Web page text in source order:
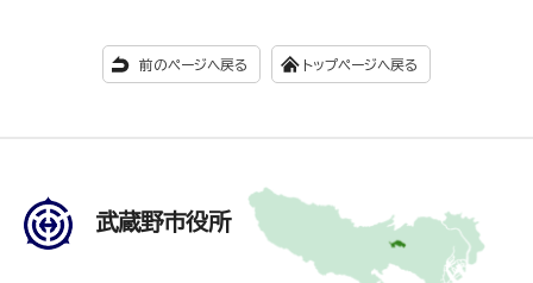
前のページへ戻る トップページへ戻る
武蔵野市役所